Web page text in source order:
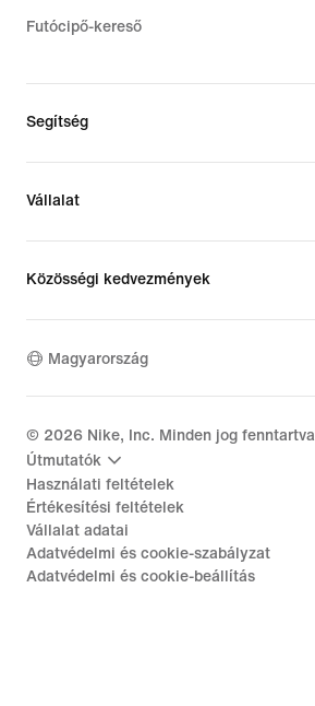
Futócipő-kereső
Segítség
Vállalat
Közösségi kedvezmények
Magyarország
© 2026 Nike, Inc. Minden jog fenntartva
Útmutatók
Használati feltételek
Értékesítési feltételek
Vállalat adatai
Adatvédelmi és cookie-szabályzat
Adatvédelmi és cookie-beállítás